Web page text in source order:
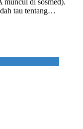
muncul di sosmed).
tau tentang…